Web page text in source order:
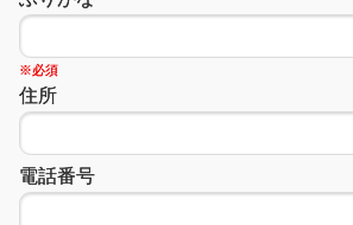
※必須
住所
電話番号